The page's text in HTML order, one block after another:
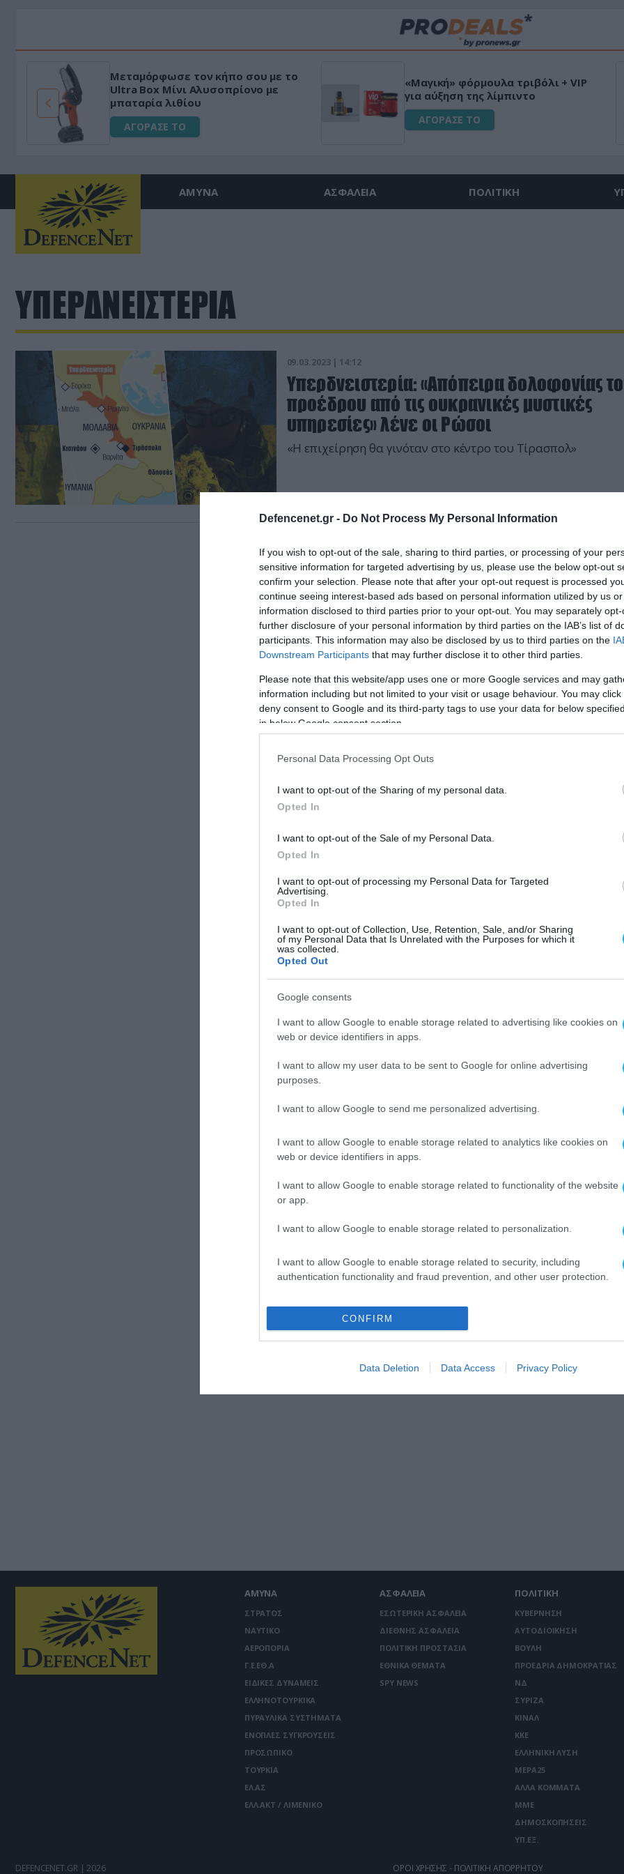
Defencenet.gr - Do Not Process My Personal Information
If you wish to opt-out of the sale, sharing to third parties, or processing of your
sensitive information for targeted advertising by us, please use the below opt-out
confirm your selection. Please note that after your opt-out request is processed
continue seeing interest-based ads based on personal information utilized by us
information disclosed to third parties prior to your opt-out. You may separately
further disclosure of your personal information by third parties on the IAB’s list of
participants. This information may also be disclosed by us to third parties on the
Downstream Participants that may further disclose it to other third parties.
Please note that this website/app uses one or more Google services and may
information including but not limited to your visit or usage behaviour. You may
deny consent to Google and its third-party tags to use your data for below
in below Google consent section.
Personal Data Processing Opt Outs
I want to opt-out of the Sharing of my personal data.
Opted In
I want to opt-out of the Sale of my Personal Data.
Opted In
I want to opt-out of processing my Personal Data for Targeted
Advertising.
Opted In
I want to opt-out of Collection, Use, Retention, Sale, and/or Sharing
of my Personal Data that Is Unrelated with the Purposes for which it
was collected.
Opted Out
Google consents
I want to allow Google to enable storage related to advertising like cookies on
web or device identifiers in apps.
I want to allow my user data to be sent to Google for online advertising
purposes.
I want to allow Google to send me personalized advertising.
I want to allow Google to enable storage related to analytics like cookies on
web or device identifiers in apps.
I want to allow Google to enable storage related to functionality of the website
or app.
I want to allow Google to enable storage related to personalization.
I want to allow Google to enable storage related to security, including
authentication functionality and fraud prevention, and other user protection.
CONFIRM
Data Deletion Data Access Privacy Policy
Μεταμόρφωσε τον κήπο σου με το
Ultra Box Μίνι Αλυσοπρίονο με
μπαταρία λιθίου
ΑΓΟΡΑΣΕ ΤΟ
«Μαγική» φόρμουλα τριβόλι + VIP
για αύξηση της λίμπιντο
ΑΓΟΡΑΣΕ ΤΟ
ΑΜΥΝΑ ΑΣΦΑΛΕΙΑ ΠΟΛΙΤΙΚΗ
ΥΠΕΡΔΝΕΙΣΤΕΡΙΑ
09.03.2023 | 14:12
Υπερδνειστερία: «Απόπειρα δολοφονίας
προέδρου από τις ουκρανικές μυστικές
υπηρεσίες» λένε οι Ρώσοι
«Η επιχείρηση θα γινόταν στο κέντρο του Τίρασπολ»
ΑΜΥΝΑ
ΣΤΡΑΤΟΣ
ΝΑΥΤΙΚΟ
ΑΕΡΟΠΟΡΙΑ
Γ.Ε.ΕΘ.Α
ΕΙΔΙΚΕΣ ΔΥΝΑΜΕΙΣ
ΕΛΛΗΝΟΤΟΥΡΚΙΚΑ
ΠΥΡΑΥΛΙΚΑ ΣΥΣΤΗΜΑΤΑ
ΕΝΟΠΛΕΣ ΣΥΓΚΡΟΥΣΕΙΣ
ΠΡΟΣΩΠΙΚΟ
ΤΟΥΡΚΙΑ
ΕΛ.ΑΣ
ΕΛΛ.ΑΚΤ / ΛΙΜΕΝΙΚΟ
ΑΣΦΑΛΕΙΑ
ΕΣΩΤΕΡΙΚΗ ΑΣΦΑΛΕΙΑ
ΔΙΕΘΝΗΣ ΑΣΦΑΛΕΙΑ
ΠΟΛΙΤΙΚΗ ΠΡΟΣΤΑΣΙΑ
ΕΘΝΙΚΑ ΘΕΜΑΤΑ
SPY NEWS
ΠΟΛΙΤΙΚΗ
ΚΥΒΕΡΝΗΣΗ
ΑΥΤΟΔΙΟΙΚΗΣΗ
ΒΟΥΛΗ
ΠΡΟΕΔΡΙΑ ΔΗΜΟΚΡΑΤΙΑΣ
ΝΔ
ΣΥΡΙΖΑ
ΚΙΝΑΛ
ΚΚΕ
ΕΛΛΗΝΙΚΗ ΛΥΣΗ
ΜΕΡΑ25
ΑΛΛΑ ΚΟΜΜΑΤΑ
ΜΜΕ
ΔΗΜΟΣΚΟΠΗΣΕΙΣ
ΥΠ.ΕΞ.
DEFENCENET.GR | 2026 ΟΡΟΙ ΧΡΗΣΗΣ - ΠΟΛΙΤΙΚΗ ΑΠΟΡΡΗΤΟΥ